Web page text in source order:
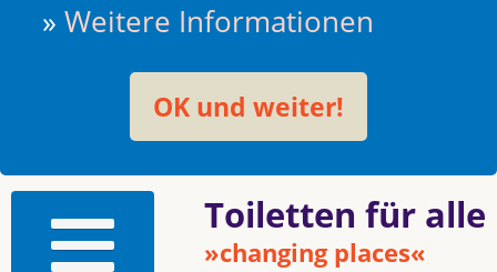
»Weitere Informationen
OK und weiter!
Toiletten für alle
»changing places«